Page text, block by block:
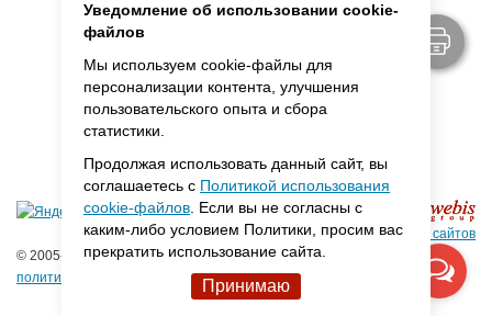
© 2005-2026 ООО «Фарадей»
политика конфиденциальности
Создание сайтов
Уведомление об использовании cookie-
файлов
Мы используем cookie-файлы для
персонализации контента, улучшения
пользовательского опыта и сбора
статистики.
Продолжая использовать данный сайт, вы
соглашаетесь с Политикой использования
cookie-файлов . Если вы не согласны с
каким-либо условием Политики, просим вас
прекратить использование сайта.
Принимаю